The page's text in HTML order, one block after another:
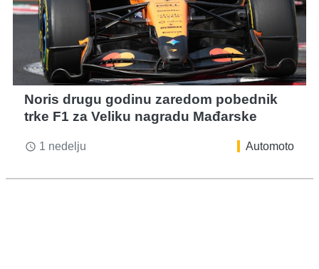
Noris drugu godinu zaredom pobednik
trke F1 za Veliku nagradu Mađarske
access_time 1 nedelju Automoto